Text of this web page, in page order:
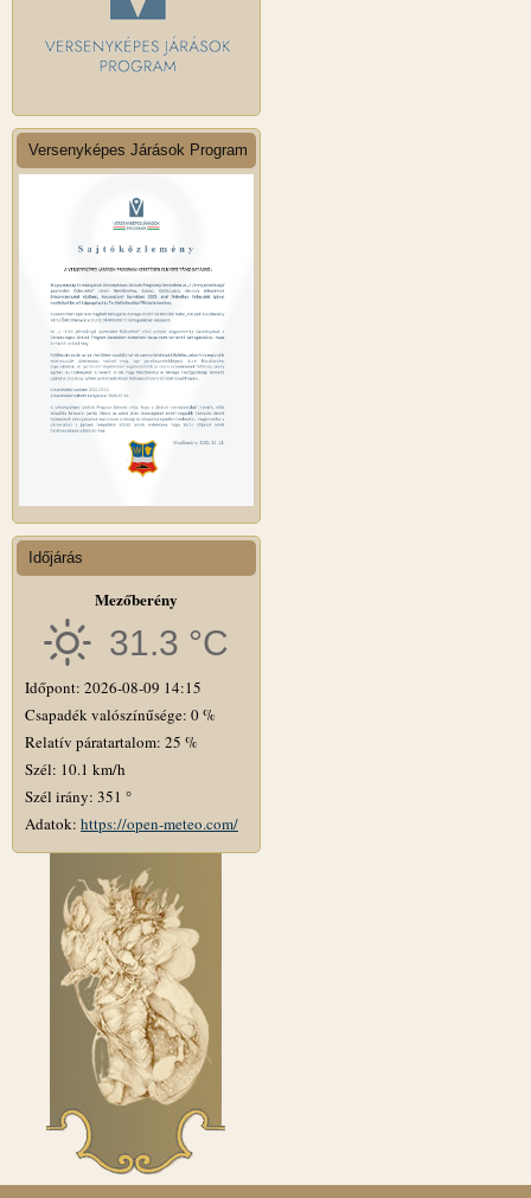
Versenyképes Járások Program
Időjárás
Mezőberény
31.3 °C
Időpont: 2026-08-09 14:15
Csapadék valószínűsége: 0 %
Relatív páratartalom: 25 %
Szél: 10.1 km/h
Szél irány: 351 °
Adatok: https://open-meteo.com/